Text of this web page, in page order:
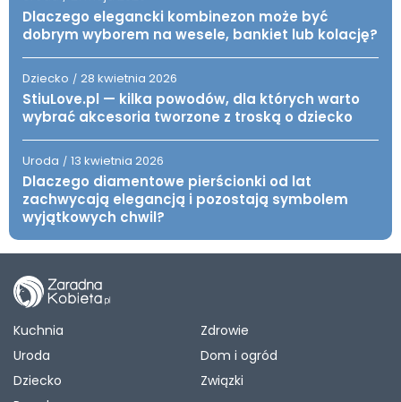
Dlaczego elegancki kombinezon może być
dobrym wyborem na wesele, bankiet lub kolację?
Dziecko / 28 kwietnia 2026
StiuLove.pl — kilka powodów, dla których warto
wybrać akcesoria tworzone z troską o dziecko
Uroda / 13 kwietnia 2026
Dlaczego diamentowe pierścionki od lat
zachwycają elegancją i pozostają symbolem
wyjątkowych chwil?
Kuchnia
Zdrowie
Uroda
Dom i ogród
Dziecko
Związki